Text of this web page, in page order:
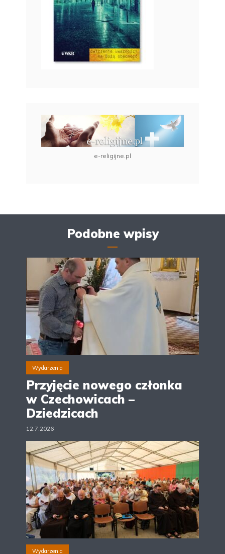
e-religijne.pl
Podobne wpisy
Wydarzenia
Przyjęcie nowego członka
w Czechowicach –
Dziedzicach
12.7.2026
Wydarzenia